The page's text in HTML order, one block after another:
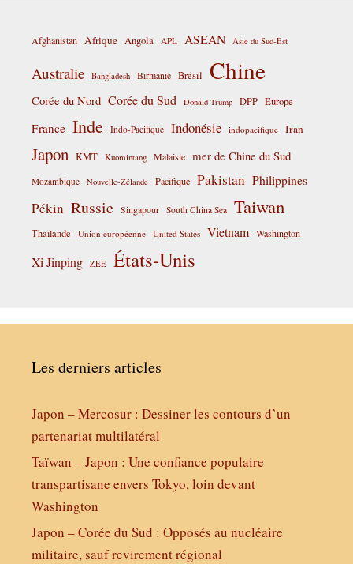
Afghanistan Afrique Angola APL ASEAN Asie du Sud-Est
Australie Bangladesh Birmanie Brésil Chine
Corée du Nord Corée du Sud Donald Trump DPP Europe
France Inde Indo-Pacifique Indonésie indopacifique Iran
Japon KMT Kuomintang Malaisie mer de Chine du Sud
Mozambique Nouvelle-Zélande Pacifique Pakistan Philippines
Pékin Russie Singapour South China Sea Taiwan
Thaïlande Union européenne United States Vietnam Washington
Xi Jinping ZEE États-Unis
Les derniers articles
Japon – Mercosur : Dessiner les contours d’un
partenariat multilatéral
Taïwan – Japon : Une confiance populaire
transpartisane envers Tokyo, loin devant
Washington
Japon – Corée du Sud : Opposés au nucléaire
militaire, sauf revirement régional